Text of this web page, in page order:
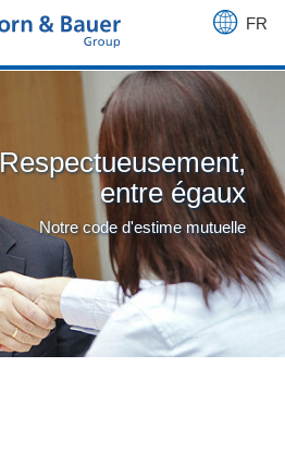
Respectueusement,
entre égaux
Notre code d'estime mutuelle
FR
ES